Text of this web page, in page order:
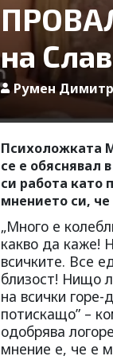
на
Румен
Психоложката
се е обяснявал
си работа като
мнението си,
„Много е
какво да каже!
всичките. Все
близост! Нищо
на всички
потискащо” –
одобрява
мнение е, че е